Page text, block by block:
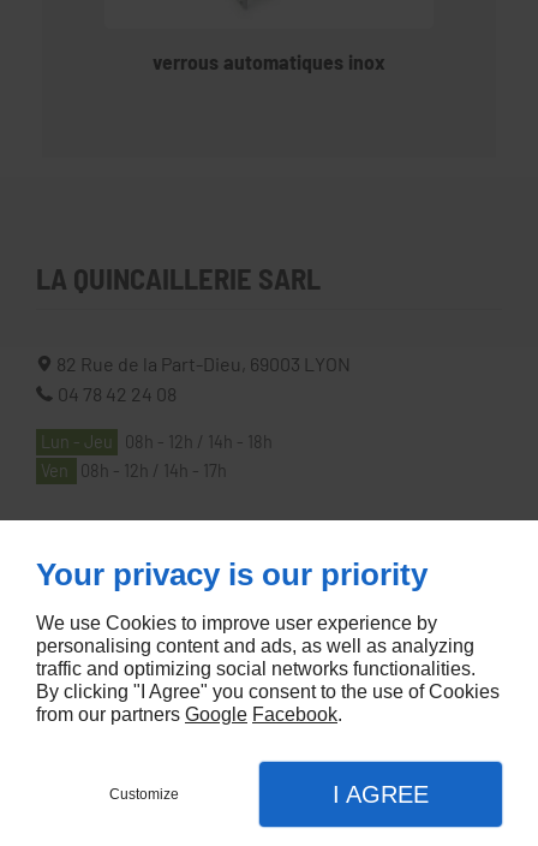
verrous automatiques inox
LA QUINCAILLERIE SARL
82 Rue de la Part-Dieu, 69003
LYON
04 78 42 24 08
Lun - Jeu
08h - 12h / 14h - 18h
Ven
08h - 12h / 14h - 17h
À PROPOS
Accueil
Contactez-nous
Mentions légales
Plan du site
Your privacy is our priority
We use Cookies to improve user experience by
personalising content and ads, as well as analyzing
traffic and optimizing social networks functionalities.
By clicking "I Agree" you consent to the use of Cookies
from our partners Google Facebook.
Customize I AGREE